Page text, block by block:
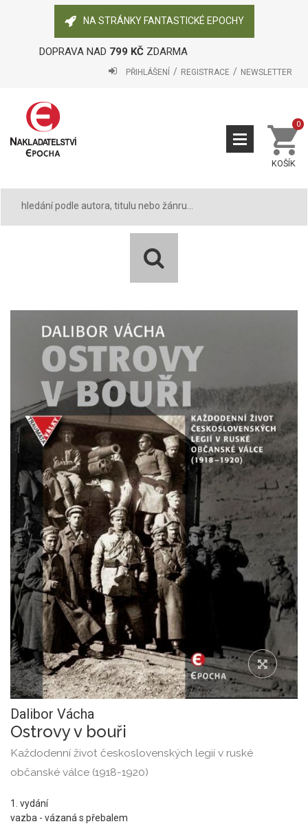
NA STRÁNKY FANTASTICKÉ EPOCHY
DOPRAVA NAD 799 KČZDARMA
PŘIHLÁŠENÍ REGISTRACE NEWSLETTER
KOŠÍK
0
Dalibor Vácha
Ostrovy v bouři
Každodenní život československých legií v ruské
občanské válce (1918-1920)
1. vydání
vazba - vázaná s přebalem